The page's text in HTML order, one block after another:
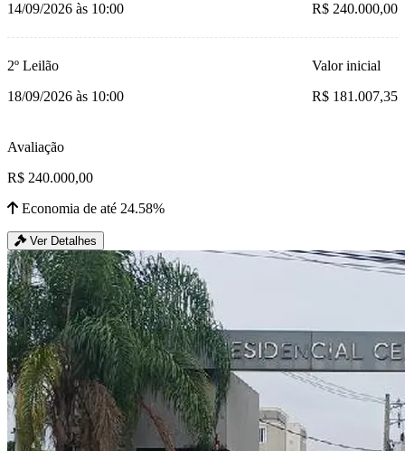
14/09/2026 às 10:00
R$ 240.000,00
2º Leilão
18/09/2026 às 10:00
Valor inicial
R$ 181.007,35
Avaliação
R$ 240.000,00
Economia de até 24.58%
Ver Detalhes